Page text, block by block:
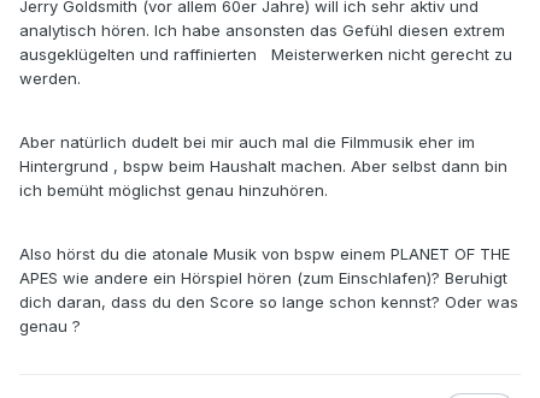
Jerry Goldsmith (vor allem 60er Jahre) will ich sehr aktiv und
analytisch hören. Ich habe ansonsten das Gefühl diesen extrem
ausgeklügelten und raffinierten Meisterwerken nicht gerecht zu
werden.
Aber natürlich dudelt bei mir auch mal die Filmmusik eher im
Hintergrund , bspw beim Haushalt machen. Aber selbst dann bin
ich bemüht möglichst genau hinzuhören.
Also hörst du die atonale Musik von bspw einem PLANET OF THE
APES wie andere ein Hörspiel hören (zum Einschlafen)? Beruhigt
dich daran, dass du den Score so lange schon kennst? Oder was
genau ?